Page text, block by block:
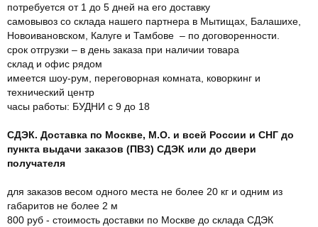
потребуется от 1 до 5 дней на его доставку
самовывоз со склада нашего партнера в Мытищах, Балашихе,
Новоивановском, Калуге и Тамбове – по договоренности.
срок отгрузки – в день заказа при наличии товара
склад и офис рядом
имеется шоу-рум, переговорная комната, коворкинг и
технический центр
часы работы: БУДНИ с 9 до 18
СДЭК. Доставка по Москве, М.О. и всей России и СНГ до
пункта выдачи заказов (ПВЗ) СДЭК или до двери
получателя
для заказов весом одного места не более 20 кг и одним из
габаритов не более 2 м
800 руб - стоимость доставки по Москве до склада СДЭК